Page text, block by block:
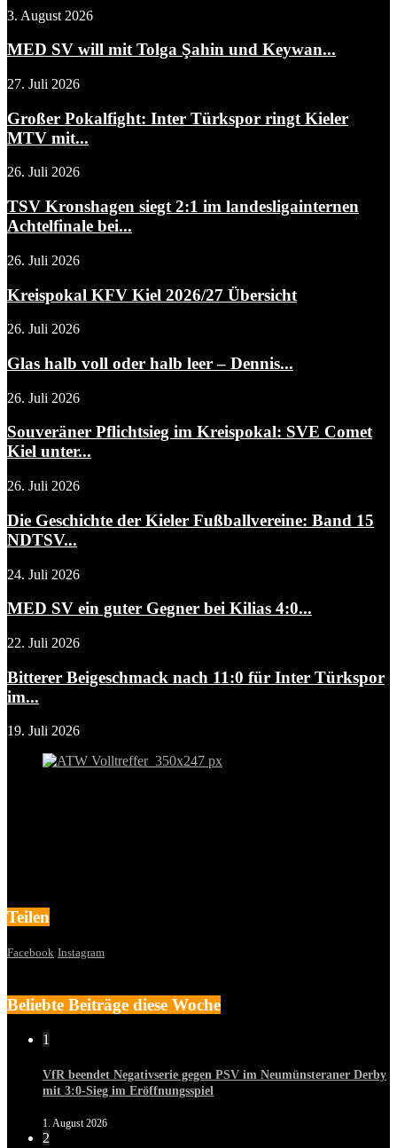
3. August 2026
MED SV will mit Tolga Şahin und Keywan...
27. Juli 2026
Großer Pokalfight: Inter Türkspor ringt Kieler
MTV mit...
26. Juli 2026
TSV Kronshagen siegt 2:1 im landesligainternen
Achtelfinale bei...
26. Juli 2026
Kreispokal KFV Kiel 2026/27 Übersicht
26. Juli 2026
Glas halb voll oder halb leer – Dennis...
26. Juli 2026
Souveräner Pflichtsieg im Kreispokal: SVE Comet
Kiel unter...
26. Juli 2026
Die Geschichte der Kieler Fußballvereine: Band 15
NDTSV...
24. Juli 2026
MED SV ein guter Gegner bei Kilias 4:0...
22. Juli 2026
Bitterer Beigeschmack nach 11:0 für Inter Türkspor
im...
19. Juli 2026
Teilen
Facebook Instagram
Beliebte Beiträge diese Woche
1
VfR beendet Negativserie gegen PSV im Neumünsteraner Derby
mit 3:0-Sieg im Eröffnungsspiel
1. August 2026
2